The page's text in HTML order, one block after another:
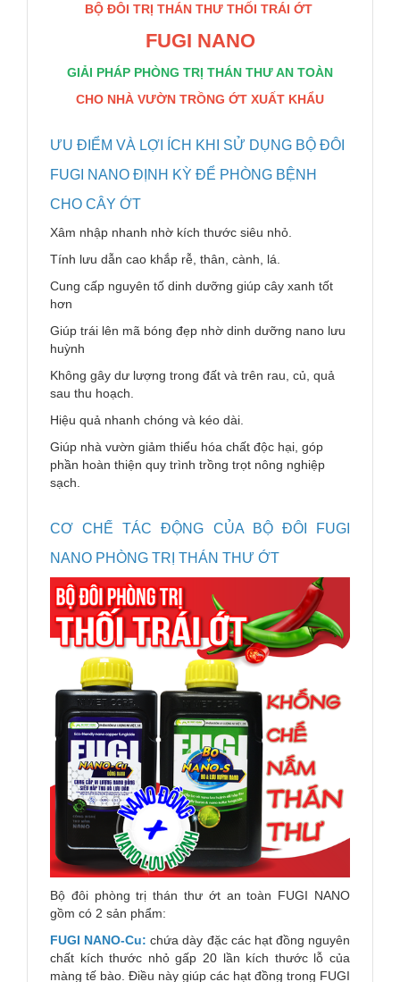
BỘ ĐÔI TRỊ THÁN THƯ THỐI TRÁI ỚT
FUGI NANO
GIẢI PHÁP PHÒNG TRỊ THÁN THƯ AN TOÀN
CHO NHÀ VƯỜN TRỒNG ỚT XUẤT KHẨU
ƯU ĐIỂM VÀ LỢI ÍCH KHI SỬ DỤNG BỘ ĐÔI
FUGI NANO ĐỊNH KỲ ĐỂ PHÒNG BỆNH
CHO CÂY ỚT
Xâm nhập nhanh nhờ kích thước siêu nhỏ.
Tính lưu dẫn cao khắp rễ, thân, cành, lá.
Cung cấp nguyên tố dinh dưỡng giúp cây xanh tốt
hơn
Giúp trái lên mã bóng đẹp nhờ dinh dưỡng nano lưu
huỳnh
Không gây dư lượng trong đất và trên rau, củ, quả
sau thu hoạch.
Hiệu quả nhanh chóng và kéo dài.
Giúp nhà vườn giảm thiểu hóa chất độc hại, góp
phần hoàn thiện quy trình trồng trọt nông nghiệp
sạch.
CƠ CHẾ TÁC ĐỘNG CỦA BỘ ĐÔI FUGI
NANO PHÒNG TRỊ THÁN THƯ ỚT
Bộ đôi phòng trị thán thư ớt an toàn FUGI NANO
gồm có 2 sản phẩm:
FUGI NANO-Cu: chứa dày đặc các hạt đồng nguyên
chất kích thước nhỏ gấp 20 lần kích thước lỗ của
màng tế bào. Điều này giúp các hạt đồng trong FUGI